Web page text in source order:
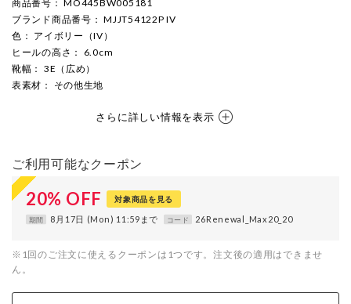
商品番号 ： MO445BW005181
ブランド商品番号 ： MJJT54122P IV
色 ： アイボリー（IV）
ヒールの高さ ： 6.0cm
靴幅 ： 3E（広め）
表素材 ： その他生地
さらに詳しい情報を表示
ご利用可能なクーポン
20% OFF 対象商品を見る
期間 8月17日 (Mon) 11:59まで コード 26Renewal_Max20_20
※1回のご注文に使えるクーポンは1つです。注文後の適用はできませ
ん。